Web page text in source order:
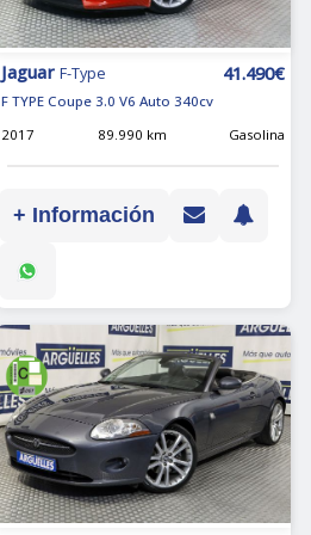
Jaguar F-Type 41.490€
F TYPE Coupe 3.0 V6 Auto 340cv
2017
89.990 km Gasolina
+ Información